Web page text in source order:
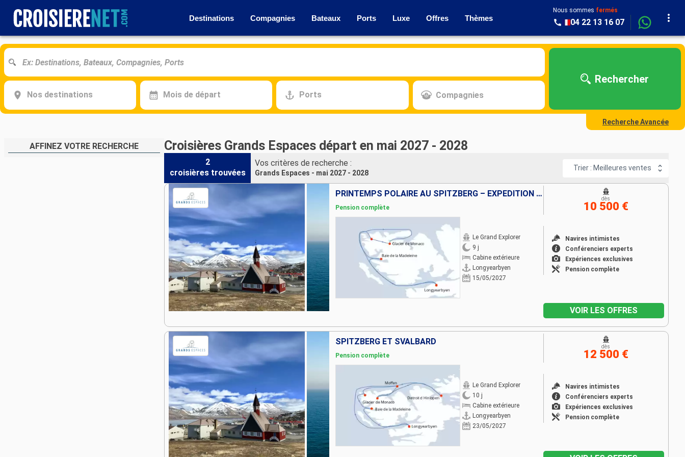
Destinations Compagnies Bateaux Ports Luxe Offres Thèmes
Nous sommes fermés
04 22 13 16 07
Nos destinations Mois de départ Ports Compagnies
Rechercher
Recherche Avancée
AFFINEZ VOTRE RECHERCHE Croisières Grands Espaces départ en mai 2027 - 2028
2
croisières trouvées
Vos critères de recherche :
Grands Espaces - mai 2027 - 2028
Trier : Meilleures ventes
PRINTEMPS POLAIRE AU SPITZBERG – EXPÉDITION PHOTO
Pension complète
Le Grand Explorer
9 j
Cabine extérieure
Longyearbyen
15/05/2027
Navires intimistes
Conférenciers experts
Expériences exclusives
Pension complète
dès
10 500 €
VOIR LES OFFRES
SPITZBERG ET SVALBARD
Pension complète
Le Grand Explorer
10 j
Cabine extérieure
Longyearbyen
23/05/2027
Navires intimistes
Conférenciers experts
Expériences exclusives
Pension complète
dès
12 500 €